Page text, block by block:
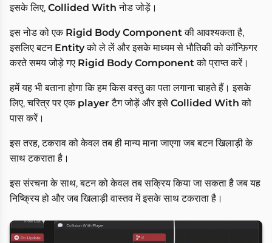
इसके लिए, Collided With नोड जोड़ें।
इस नोड को एक Rigid Body Component की आवश्यकता है,
इसलिए बटन Entityको ले लें और इसके माध्यम से भौतिकी को कॉन्फ़िगर
करते समय जोड़े गए Rigid Body Component को प्राप्त करें।
हमें यह भी बताना होगा कि हम किस वस्तु का पता लगाना चाहते हैं। इसके
लिए, चरित्र पर एक playerटैग जोड़ें और इसे Collided With को
पास करें।
इस तरह, टकराव को केवल तब ही मान्य माना जाएगा जब बटन खिलाड़ी के
साथ टकराता है।
इस संरचना के साथ, बटन को केवल तब सक्रिय किया जा सकता है जब यह
निष्क्रिय हो और जब खिलाड़ी वास्तव में इसके साथ टकराता है।